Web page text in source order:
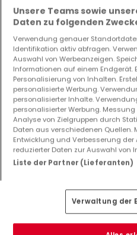
Bitte ändern Sie Ihre
es
Top Suchaufträge
Immobilienanbieter in
5 Schlafzimmer
5 Schlafzimmer
Immobilienbewertung
Unsere Teams sowie
Daten zu folgenden
Verwendung genauer
Identifikation aktiv abfragen.
Auswahl von Werbeanzeigen.
Informationen auf einem Endgerät.
Personalisierung von Inhalten.
personalisierte Werbung.
personalisierter Inhalte.
personalisierter Werbung.
Analyse von Zielgruppen durch
Daten aus verschiedenen Quellen.
Entwicklung und Verbesserung der
reduzierter Daten zur Auswahl von
Liste der Partner (Lieferanten)
Verwaltung der